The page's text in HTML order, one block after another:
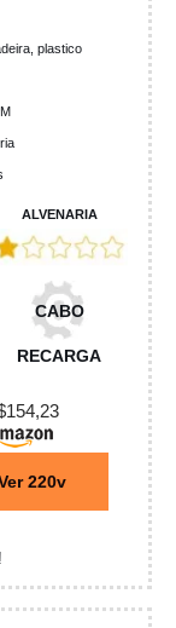
plastico
ALVENARIA
CABO
RECARGA
220v